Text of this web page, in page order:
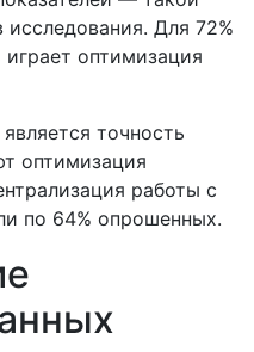
исследования. Для 72%
оптимизация
точность
оптимизация
работы с
по 64% опрошенных.